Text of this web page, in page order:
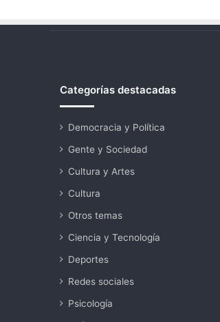
Categorías destacadas
Democracia y Política
Gente y Sociedad
Cultura y Artes
Cultura
Otros temas
Ciencia y Tecnología
Deportes
Redes sociales
Psicología